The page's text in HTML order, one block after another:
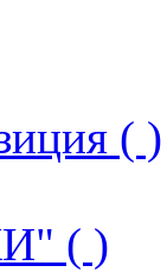
( )
( )